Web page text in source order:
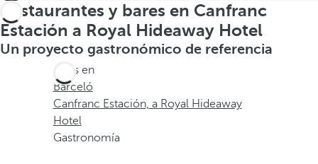
Restaurantes y bares en Canfranc
Estación a Royal Hideaway Hotel
Un proyecto gastronómico de referencia
Estás en
Barceló
Canfranc Estación, a Royal Hideaway
Hotel
Gastronomía